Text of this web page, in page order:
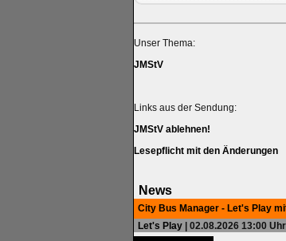
Unser Thema:
JMStV
Links aus der Sendung:
JMStV ablehnen!
Lesepflicht mit den Änderungen
News
City Bus Manager - Let's Play
Let's Play | 02.08.2026 13:00